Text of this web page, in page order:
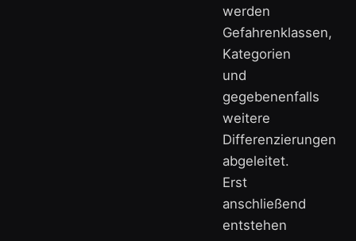
werden
Gefahrenklassen,
Kategorien
und
gegebenenfalls
weitere
Differenzierungen
abgeleitet.
Erst
anschließend
entstehen